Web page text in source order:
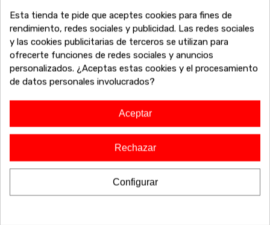
toque único a tu espacio. ¡Haz que tu casa refleje tu estilo
con la colección completa!
-20%
Esta tienda te pide que aceptes cookies para fines de
rendimiento, redes sociales y publicidad. Las redes sociales
y las cookies publicitarias de terceros se utilizan para
ofrecerte funciones de redes sociales y anuncios
personalizados. ¿Aceptas estas cookies y el procesamiento
de datos personales involucrados?
Aceptar
Rechazar
Configurar